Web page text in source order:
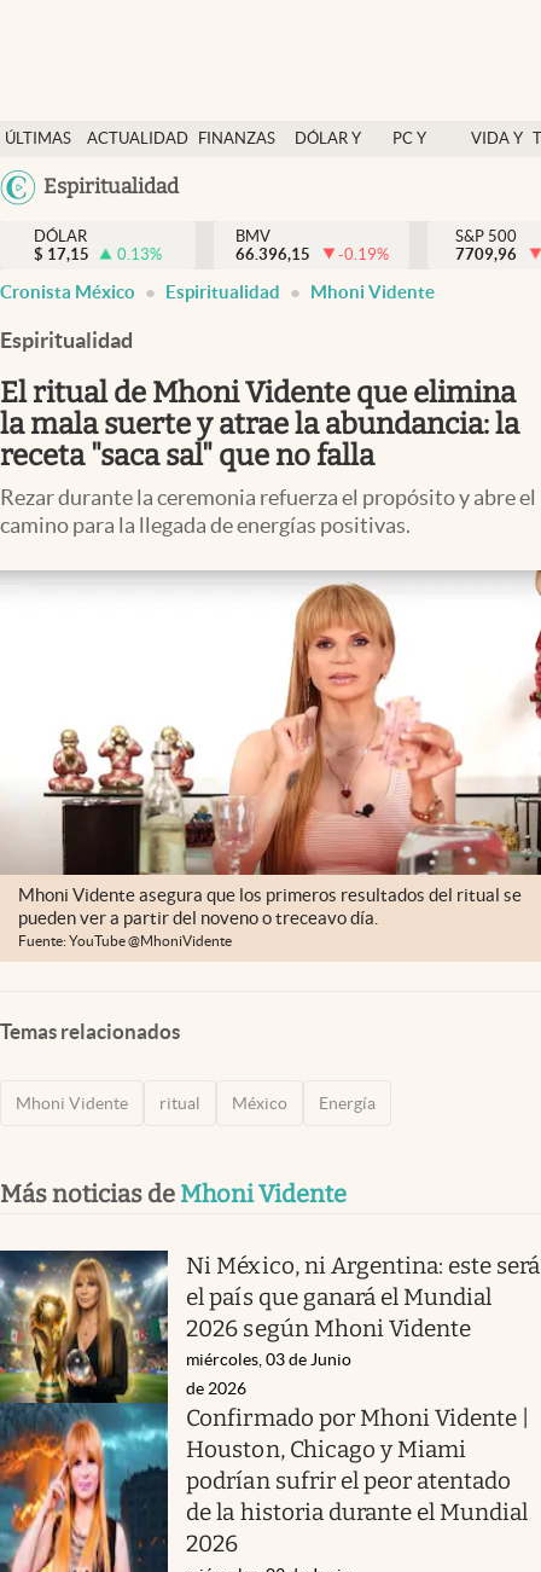
ÚLTIMAS
NOTICIAS
ACTUALIDAD
FINANZAS
DÓLAR Y
PC Y
VIDA Y
México
Espiritualidad
Actualidad
Finanzas y economía
Dólar y mercados
Pc y celular
Vida y estilo
Tv
DÓLAR
$ 17,15 0.13%
BMV
66.396,15
-0.19%
S&P 500
7709,96
Cronista México Espiritualidad Mhoni Vidente
Espiritualidad
El ritual de Mhoni Vidente que elimina
la mala suerte y atrae la abundancia: la
receta "saca sal" que no falla
Rezar durante la ceremonia refuerza el propósito y abre el
camino para la llegada de energías positivas.
Mhoni Vidente asegura que los primeros resultados del ritual se
pueden ver a partir del noveno o treceavo día.
Fuente: YouTube @MhoniVidente
Temas relacionados
Mhoni Vidente ritual México Energía
Más noticias de Mhoni Vidente
Ni México, ni Argentina: este será
el país que ganará el Mundial
2026 según Mhoni Vidente
miércoles, 03 de Junio
de 2026
Confirmado por Mhoni Vidente |
Houston, Chicago y Miami
podrían sufrir el peor atentado
de la historia durante el Mundial
2026